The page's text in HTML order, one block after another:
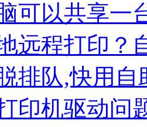
可以共享一
远程打印？
排队,快用自
印机驱动问